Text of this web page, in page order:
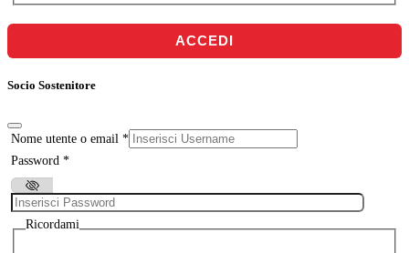
ACCEDI
Socio Sostenitore
Nome utente o email *
Password *
Ricordami